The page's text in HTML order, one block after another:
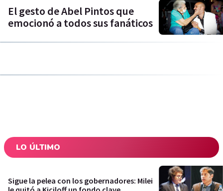
El gesto de Abel Pintos que
emocionó a todos sus fanáticos
LO ÚLTIMO
Sigue la pelea con los gobernadores: Milei